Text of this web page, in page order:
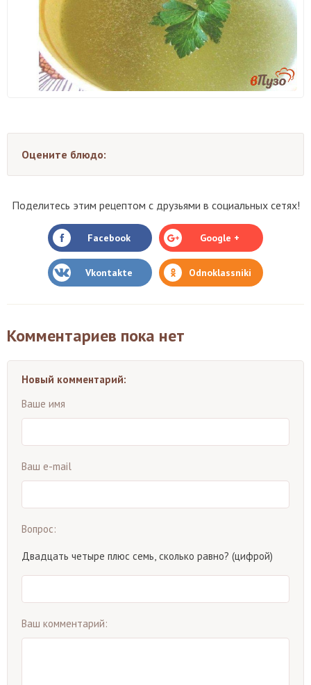
Оцените блюдо:
Поделитесь этим рецептом с друзьями в социальных сетях!
Facebook Google +
Vkontakte Odnoklassniki
Комментариев пока нет
Новый комментарий:
Ваше имя
Ваш e-mail
Вопрос:
Двадцать четыре плюс семь, сколько равно? (цифрой)
Ваш комментарий: